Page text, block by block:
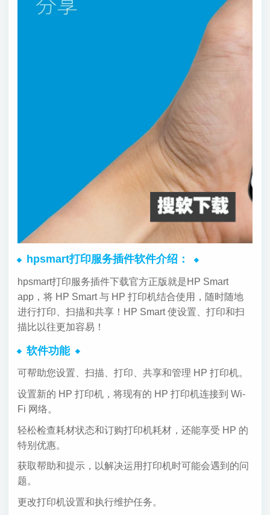
hpsmart打印服务插件软件介绍：
hpsmart打印服务插件下载官方正版就是HP Smart
app，将 HP Smart 与 HP 打印机结合使用，随时随地
进行打印、扫描和共享！HP Smart 使设置、打印和扫
描比以往更加容易！
软件功能
可帮助您设置、扫描、打印、共享和管理 HP 打印机。
设置新的 HP 打印机，将现有的 HP 打印机连接到 Wi-
Fi 网络。
轻松检查耗材状态和订购打印机耗材，还能享受 HP 的
特别优惠。
获取帮助和提示，以解决运用打印机时可能会遇到的问
题。
更改打印机设置和执行维护任务。